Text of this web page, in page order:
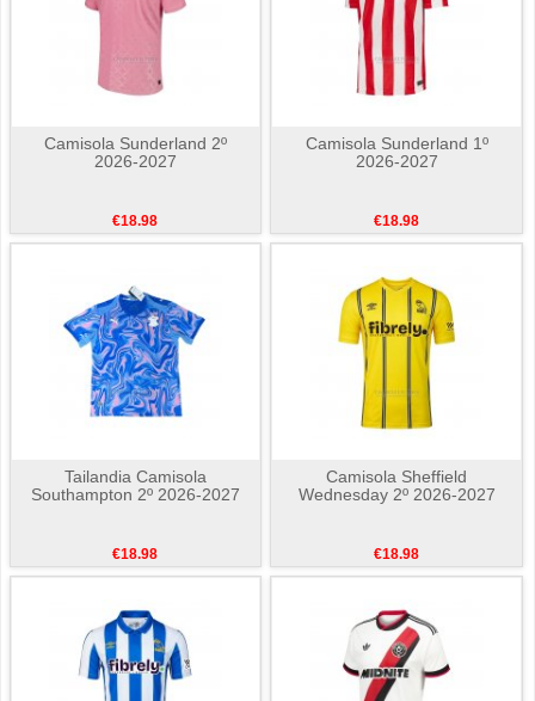
Camisola Sunderland 2º
2026-2027
€18.98
Camisola Sunderland 1º
2026-2027
€18.98
Tailandia Camisola
Southampton 2º 2026-2027
€18.98
Camisola Sheffield
Wednesday 2º 2026-2027
€18.98